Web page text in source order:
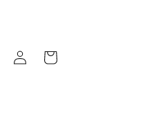
Accedi Carrello